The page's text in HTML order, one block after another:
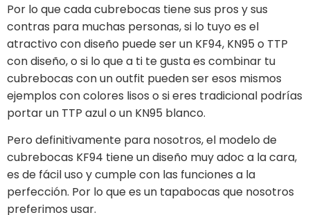
Por lo que cada cubrebocas tiene sus pros y sus
contras para muchas personas, si lo tuyo es el
atractivo con diseño puede ser un KF94, KN95 o TTP
con diseño, o si lo que a ti te gusta es combinar tu
cubrebocas con un outfit pueden ser esos mismos
ejemplos con colores lisos o si eres tradicional podrías
portar un TTP azul o un KN95 blanco.
Pero definitivamente para nosotros, el modelo de
cubrebocas KF94 tiene un diseño muy adoc a la cara,
es de fácil uso y cumple con las funciones a la
perfección. Por lo que es un tapabocas que nosotros
preferimos usar.